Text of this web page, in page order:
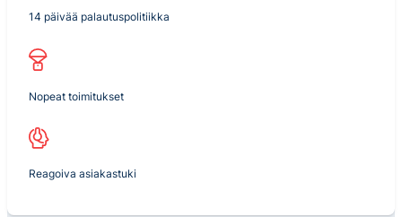
14 päivää palautuspolitiikka
Nopeat toimitukset
Reagoiva asiakastuki